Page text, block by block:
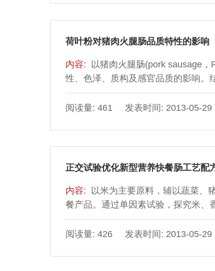
荷叶粉对猪肉火腿肠品质特性的影响
内容:
以猪肉火腿肠(pork sausage
性、色泽、质构及感官品质的影响。
损失率CL值降低、保水性WHC值和
和a*值显著降低(P＜0.05)；添加不高
阅读量: 461 发表时间: 2013-05-29
正交试验优化新型营养快餐肠工艺配
内容:
以米为主要原料，辅以蔬菜、
餐产品。通过单因素试验，探究米、
品感官品质的影响，得出山药、香菇
大，确定了山药添加量为50%，糯米
阅读量: 426 发表时间: 2013-05-29